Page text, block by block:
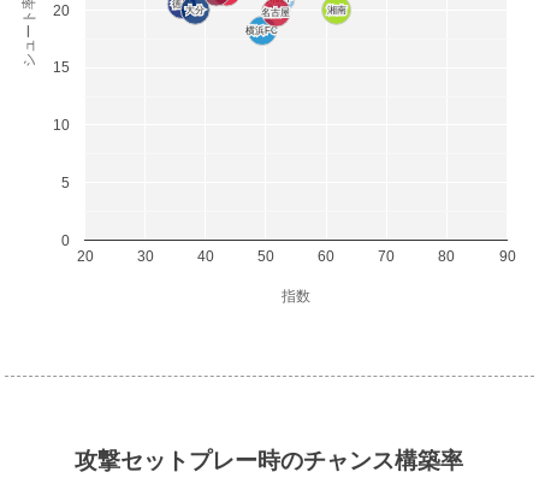
横浜FC
横浜FC
湘南
湘南
名古屋
名古屋
徳島
徳島
大分
大分
20 30 40 50 60 70 80 90
0
5
10
15
20
指数
シュート率(%)
攻撃セットプレー時のチャンス構築率